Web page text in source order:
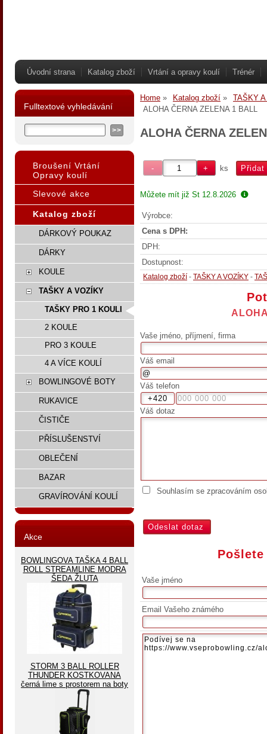
Úvodní strana Katalog zboží Vrtání a opravy koulí Trénér
Home Katalog zboží
TAŠKY
ALOHA ČERNA ZELENA 1 BALL
ALOHA ČERNA
ks
Můžete mít již St 12.8.2026
Výrobce:
Cena s DPH:
DPH:
Dostupnost:
Katalog zboží - TAŠKY A VOZÍKY -
Vaše jméno, příjmení, firma
Váš email
Váš telefon
Váš dotaz
Souhlasím se zpracováním
Vaše jméno
Email Vašeho známého
Fulltextové vyhledávání
Broušení Vrtání
Opravy koulí
Slevové akce
Katalog zboží
DÁRKOVÝ POUKAZ
DÁRKY
KOULE
TAŠKY A VOZÍKY
TAŠKY PRO 1 KOULI
2 KOULE
PRO 3 KOULE
4 A VÍCE KOULÍ
BOWLINGOVÉ BOTY
RUKAVICE
ČISTIČE
PŘÍSLUŠENSTVÍ
OBLEČENÍ
BAZAR
GRAVÍROVÁNÍ KOULÍ
Akce
BOWLINGOVA TAŠKA 4 BALL
ROLL STREAMLINE MODRA
ŠEDA ŽLUTA
STORM 3 BALL ROLLER
THUNDER KOSTKOVANA
černá lime s prostorem na boty